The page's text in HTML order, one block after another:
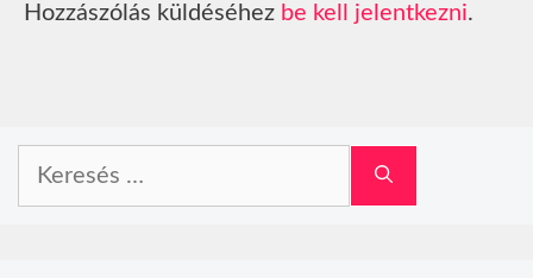
Hozzászólás küldéséhez be kell jelentkezni.